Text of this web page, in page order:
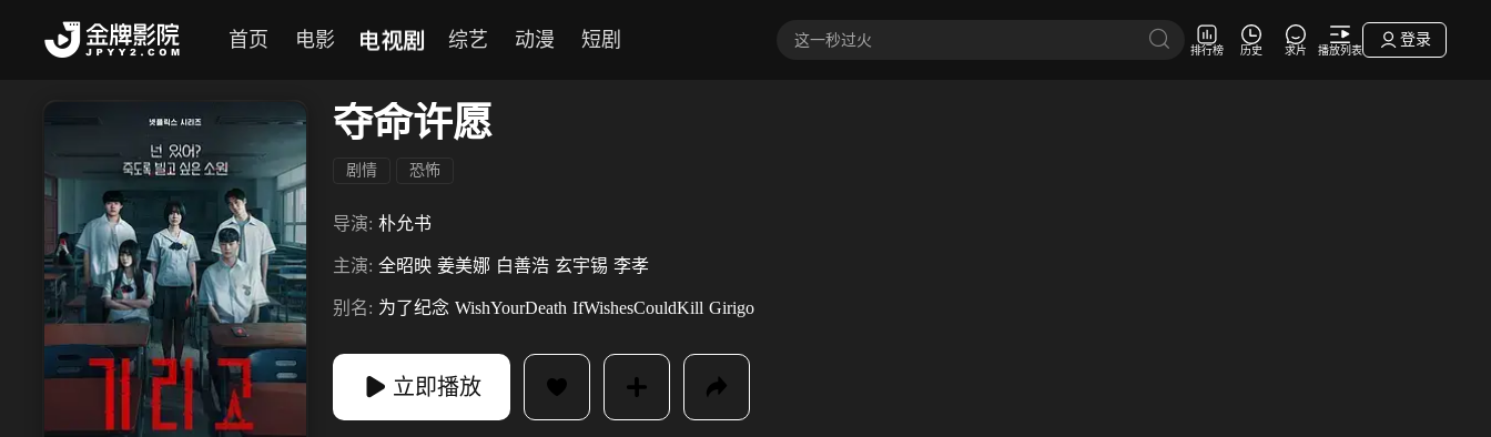
首页 电影 电视剧 综艺 动漫 短剧 排行榜 历史 求片 播放列表
登录
夺命许愿
剧情 恐怖
导演: 朴允书
主演: 全昭映 姜美娜 白善浩 玄宇锡 李孝
别名: 为了纪念 WishYourDeath IfWishesCouldKill Girigo
立即播放